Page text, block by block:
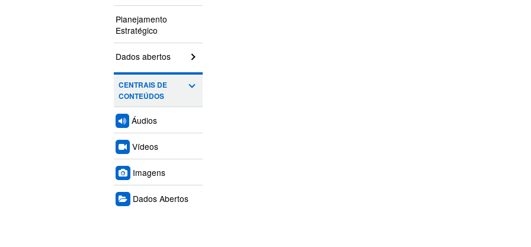
Planejamento
Estratégico
Dados abertos
CENTRAIS DE
CONTEÚDOS
Áudios
Vídeos
Imagens
Dados Abertos